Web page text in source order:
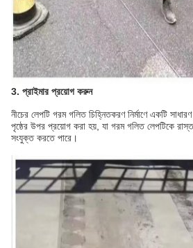
3. প্রাইমার প্রয়োগ করুন
নীচের লেপটি গরম গলিত চিহ্নিতকরণ নির্মাণে একটি
পৃষ্ঠের উপর প্রয়োগ করা হয়, যা গরম গলিত লেপটিকে
সংযুক্ত করতে পারে।